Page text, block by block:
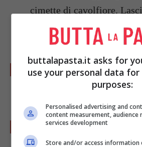
cimette di cavolfiore.
circa 10/15 minuti.
Nel frattempo fate soffriggere in una padella
spicchio d'agliocon un
Scolate le cimette di cavolfiore con l'aiuto di
una schiumarola e
buttalapasta.it asks for
use your personal data
purposes:
Personalised advertising and
content measurement, audience
services development
Store and/or access information